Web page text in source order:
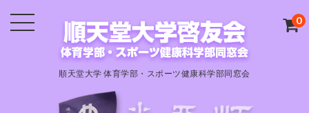
順天堂大学 体育学部・スポーツ健康科学部同窓会
0